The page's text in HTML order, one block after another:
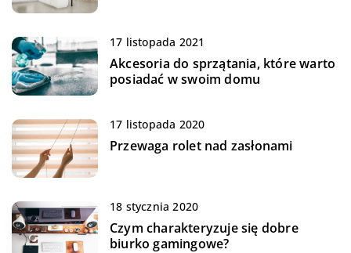
17 listopada 2021
Akcesoria do sprzątania, które warto
posiadać w swoim domu
17 listopada 2020
Przewaga rolet nad zasłonami
18 stycznia 2020
Czym charakteryzuje się dobre
biurko gamingowe?